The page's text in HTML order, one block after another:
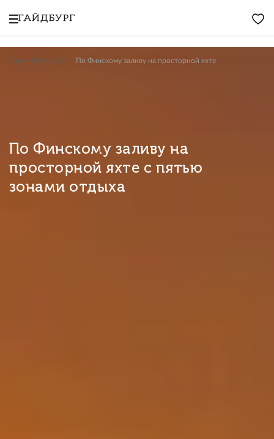
Санкт-Петербург По Финскому заливу на просторной яхте
По Финскому заливу на
просторной яхте с пятью
зонами отдыха